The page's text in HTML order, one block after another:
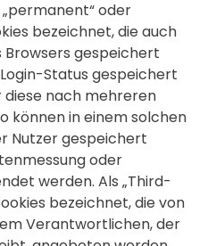
oder
bezeichnet, die auch
Browsers gespeichert
Status gespeichert
diese nach mehreren
können in einem solchen
Nutzer gespeichert
oder
werden. Als „Third-
bezeichnet, die von
Verantwortlichen, der